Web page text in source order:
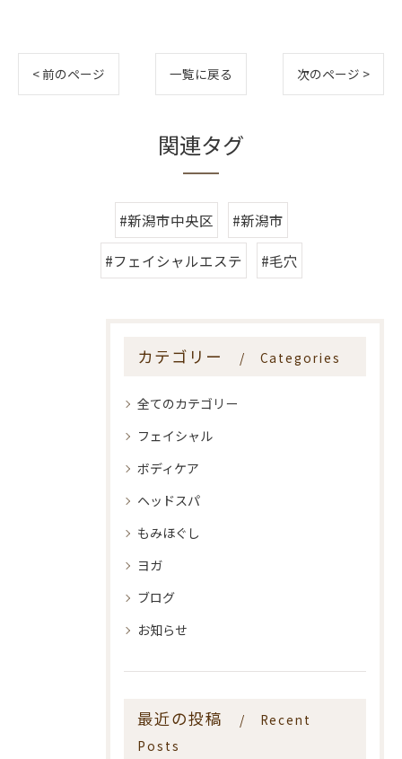
< 前のページ 一覧に戻る 次のページ >
関連タグ
#新潟市中央区 #新潟市
#フェイシャルエステ #毛穴
カテゴリー Categories
全てのカテゴリー
フェイシャル
ボディケア
ヘッドスパ
もみほぐし
ヨガ
ブログ
お知らせ
最近の投稿
Recent
Posts